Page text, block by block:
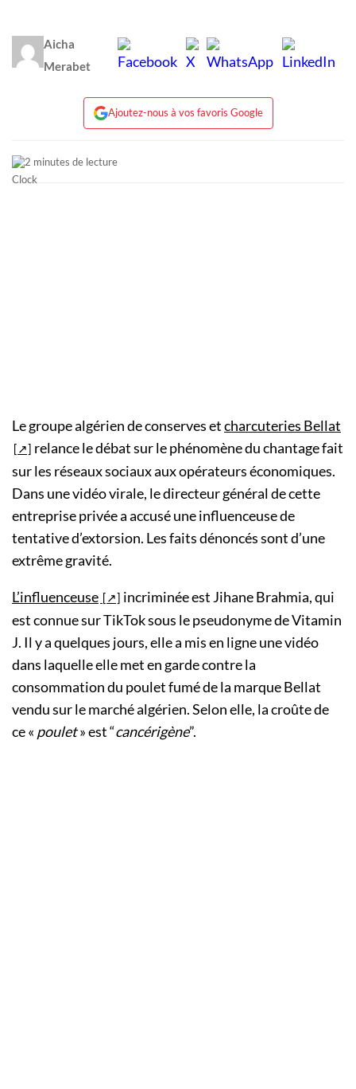
Aicha
Merabet
Ajoutez-nous à vos favoris Google
2 minutes de lecture
Le groupe algérien de conserves etcharcuteries Bellat
relance le débat sur le phénomène du chantage fait
sur les réseaux sociaux aux opérateurs économiques.
Dans une vidéo virale, le directeur général de cette
entreprise privée a accusé une influenceuse de
tentative d’extorsion. Les faits dénoncés sont d’une
extrême gravité.
L’influenceuse
incriminée est Jihane Brahmia, qui
est connue sur TikTok sous le pseudonyme de Vitamin
J. Il y a quelques jours, elle a mis en ligne une vidéo
dans laquelle elle met en garde contre la
consommation du poulet fumé de la marque Bellat
vendu sur le marché algérien. Selon elle, la croûte de
ce « poulet» est “cancérigène”.